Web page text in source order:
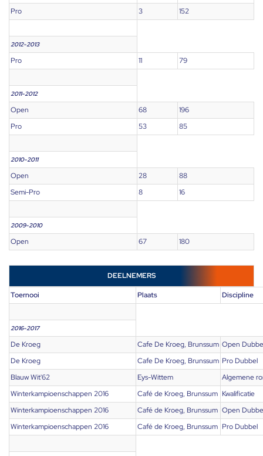
Pro
3 152
2012-2013
Pro 11 79
2011-2012
Open 68
196
Pro
53 85
2010-2011
Open 28
88
Semi-Pro
8 16
2009-2010
Open 67 180
DEELNEMERS
Toernooi Plaats Discipline
2016-2017
De Kroeg Cafe De Kroeg, Brunssum Open
De Kroeg
Cafe De Kroeg, Brunssum Pro Dubbel
Blauw Wit'62
Eys-Wittem
Algemene
Winterkampioenschappen 2016
Café de Kroeg, Brunssum Kwalificatie
Winterkampioenschappen 2016
Café de Kroeg, Brunssum Open
Winterkampioenschappen 2016
Café de Kroeg, Brunssum Pro Dubbel